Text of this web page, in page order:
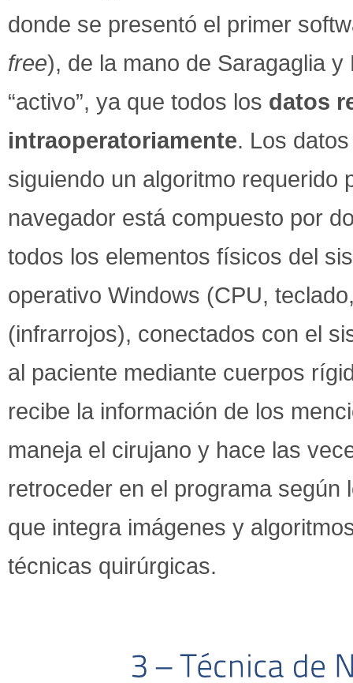
donde se presentó el primer
free), de la mano de Saragaglia
“activo”, ya que todos los datos
intraoperatoriamente. Los
siguiendo un algoritmo requerido
navegador está compuesto por
todos los elementos físicos del
operativo Windows (CPU,
(infrarrojos), conectados con el
al paciente mediante cuerpos
recibe la información de los
maneja el cirujano y hace las
retroceder en el programa
que integra imágenes y
técnicas quirúrgicas.